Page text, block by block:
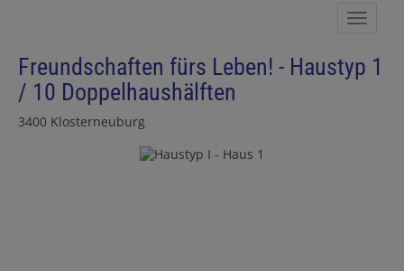
Freundschaften fürs Leben! - Haustyp 1
/ 10 Doppelhaushälften
3400 Klosterneuburg